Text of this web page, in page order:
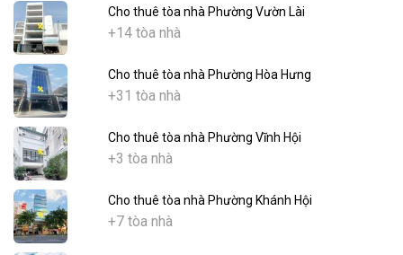
Cho thuê tòa nhà Phường Vườn Lài
+14 tòa nhà
Cho thuê tòa nhà Phường Hòa Hưng
+31 tòa nhà
Cho thuê tòa nhà Phường Vĩnh Hội
+3 tòa nhà
Cho thuê tòa nhà Phường Khánh Hội
+7 tòa nhà